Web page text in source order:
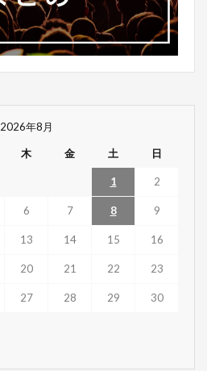
2026年8月
木 金 土 日
1 2
6 7 8 9
13 14 15 16
20 21 22 23
27 28 29 30